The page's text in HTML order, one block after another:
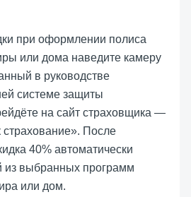
при оформлении полиса
или дома наведите камеру
в руководстве
системе защиты
на сайт страховщика —
После
40% автоматически
из выбранных программ
или дом.